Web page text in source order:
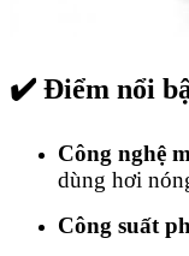
✔️ Điểm nổi
Công nghệ
dùng hơi
Công suất